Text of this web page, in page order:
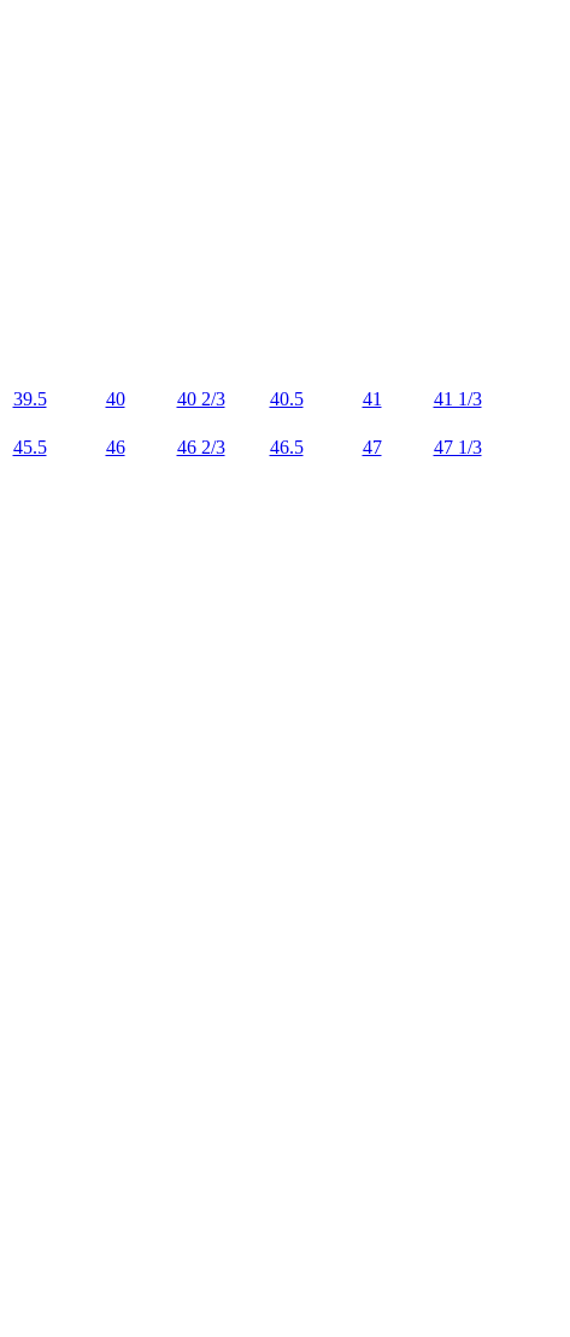
39.5 40 40 2/3 40.5 41 41 1/3
45.5 46 46 2/3 46.5 47 47 1/3